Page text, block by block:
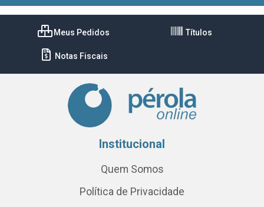
Meus Pedidos Títulos
Notas Fiscais
Institucional
Quem Somos
Política de Privacidade